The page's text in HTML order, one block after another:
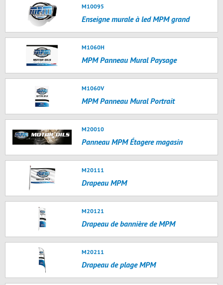
M10095
Enseigne murale à led MPM grand
M1060H
MPM Panneau Mural Paysage
M1060V
MPM Panneau Mural Portrait
M20010
Panneau MPM Étagere magasin
M20111
Drapeau MPM
M20121
Drapeau de bannière de MPM
M20211
Drapeau de plage MPM